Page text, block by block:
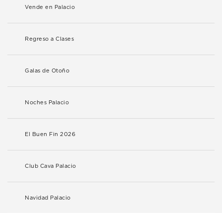
Vende en Palacio
Regreso a Clases
Galas de Otoño
Noches Palacio
El Buen Fin 2026
Club Cava Palacio
Navidad Palacio